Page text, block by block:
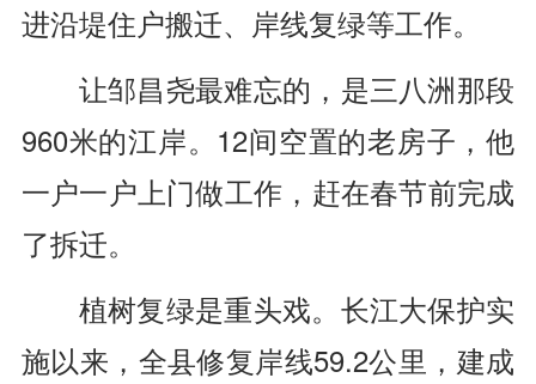
进沿堤住户搬迁、岸线复绿等工作。
让邹昌尧最难忘的，是三八洲那段
960米的江岸。12间空置的老房子，他
一户一户上门做工作，赶在春节前完成
了拆迁。
植树复绿是重头戏。长江大保护实
施以来，全县修复岸线59.2公里，建成